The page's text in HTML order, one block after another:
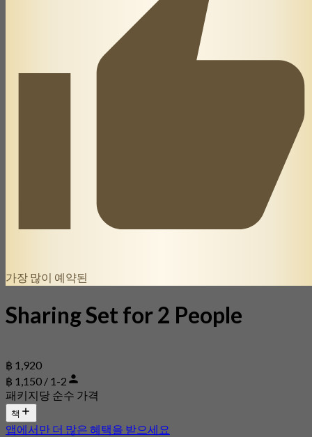
가장 많이 예약된
Sharing Set for 2 People
฿ 1,920
฿ 1,150 / 1-2
패키지당 순수 가격
책
앱에서만 더 많은 혜택을 받으세요